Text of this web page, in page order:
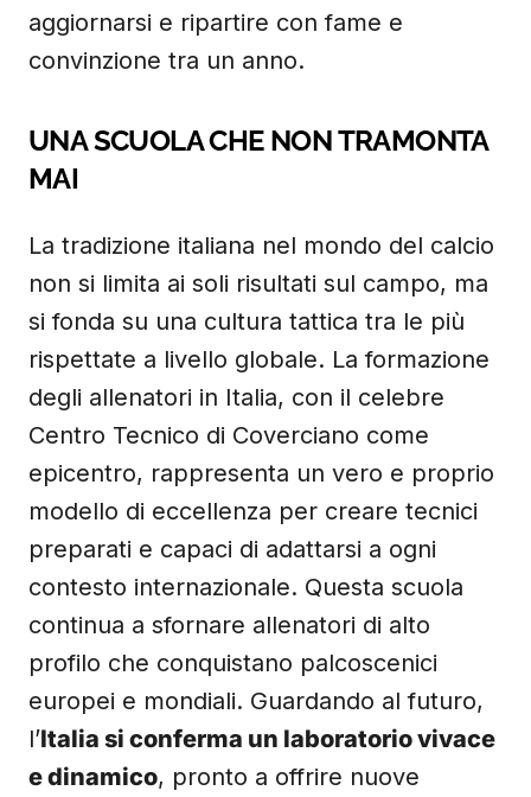
aggiornarsi e ripartire con fame e
convinzione tra un anno.
UNA SCUOLA CHE NON TRAMONTA
MAI
La tradizione italiana nel mondo del calcio
non si limita ai soli risultati sul campo, ma
si fonda su una cultura tattica tra le più
rispettate a livello globale. La formazione
degli allenatori in Italia, con il celebre
Centro Tecnico di Coverciano come
epicentro, rappresenta un vero e proprio
modello di eccellenza per creare tecnici
preparati e capaci di adattarsi a ogni
contesto internazionale. Questa scuola
continua a sfornare allenatori di alto
profilo che conquistano palcoscenici
europei e mondiali. Guardando al futuro,
l’Italia si conferma un laboratorio vivace
e dinamico, pronto a offrire nuove